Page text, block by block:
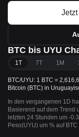
BTC bis UYU
1T 7T 1M
BTC/UYU: 1 BTC =
Bitcoin (BTC) in
In den vergangenen 1D
Basierend auf dem Trend
letzten 24 Stunden um -
Peso(UYU) um % auf